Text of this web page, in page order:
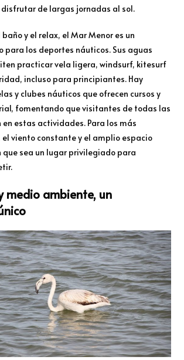
de largas jornadas al sol.
y el relax, el Mar Menor es un
para los deportes náuticos. Sus aguas
practicar vela ligera, windsurf, kitesurf
incluso para principiantes. Hay
y clubes náuticos que ofrecen cursos y
fomentando que visitantes de todas las
en estas actividades. Para los más
viento constante y el amplio espacio
que sea un lugar privilegiado para
medio ambiente, un